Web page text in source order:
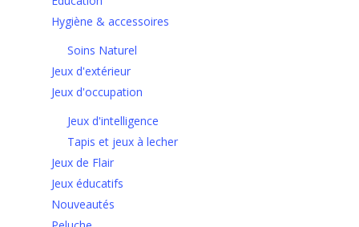
Hygiène & accessoires
Soins Naturel
Jeux d'extérieur
Jeux d'occupation
Jeux d'intelligence
Tapis et jeux à lecher
Jeux de Flair
Jeux éducatifs
Nouveautés